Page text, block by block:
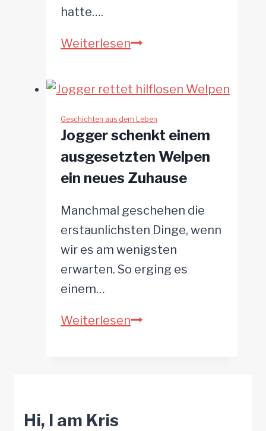
hatte….
WeiterlesenEastie,
schlaue
trickst
ihren
Hundesitter
aus!
Geschichten aus dem Leben
Jogger schenkt einem
ausgesetzten Welpen
ein neues Zuhause
Manchmal geschehen die
erstaunlichsten Dinge, wenn
wir es am wenigsten
erwarten. So erging es
einem…
WeiterlesenJogger
Hi, I am Kris